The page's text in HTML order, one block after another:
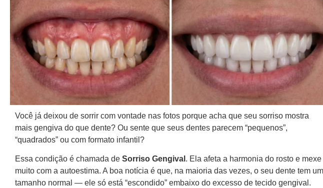
Você já deixou de sorrir com vontade nas fotos porque acha que seu sorriso mostra
mais gengiva do que dente? Ou sente que seus dentes parecem “pequenos”,
“quadrados” ou com formato infantil?
Essa condição é chamada de Sorriso Gengival . Ela afeta a harmonia do rosto e mexe
muito com a autoestima. A boa notícia é que, na maioria das vezes, o seu dente tem um
tamanho normal — ele só está “escondido” embaixo do excesso de tecido gengival.